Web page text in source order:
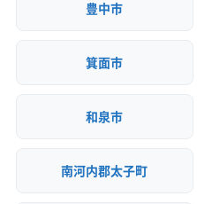
豊中市
箕面市
和泉市
南河内郡太子町